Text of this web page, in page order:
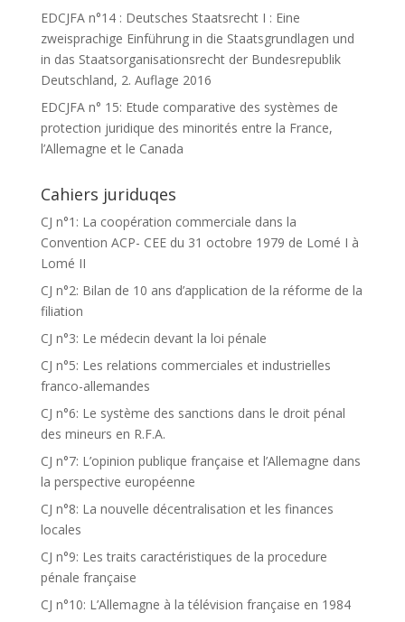
EDCJFA n°14 : Deutsches Staatsrecht I : Eine
zweisprachige Einführung in die Staatsgrundlagen und
in das Staatsorganisationsrecht der Bundesrepublik
Deutschland, 2. Auflage 2016
EDCJFA n° 15: Etude comparative des systèmes de
protection juridique des minorités entre la France,
l’Allemagne et le Canada
Cahiers juriduqes
CJ n°1: La coopération commerciale dans la
Convention ACP- CEE du 31 octobre 1979 de Lomé I à
Lomé II
CJ n°2: Bilan de 10 ans d’application de la réforme de la
filiation
CJ n°3: Le médecin devant la loi pénale
CJ n°5: Les relations commerciales et industrielles
franco-allemandes
CJ n°6: Le système des sanctions dans le droit pénal
des mineurs en R.F.A.
CJ n°7: L’opinion publique française et l’Allemagne dans
la perspective européenne
CJ n°8: La nouvelle décentralisation et les finances
locales
CJ n°9: Les traits caractéristiques de la procedure
pénale française
CJ n°10: L’Allemagne à la télévision française en 1984